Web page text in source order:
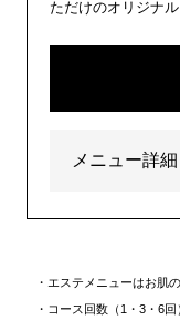
ただけのオリジナル
メニュー詳細
エステメニューはお肌
コース回数（1・3・6